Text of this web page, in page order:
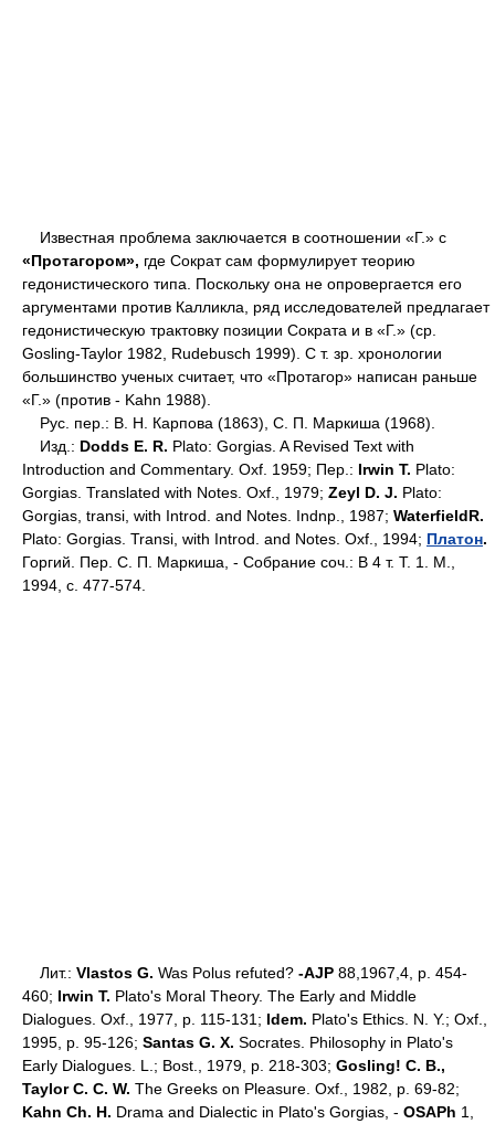
Известная проблема заключается в соотношении «Г.» с
«Протагором», где Сократ сам формулирует теорию
гедонистического типа. Поскольку она не опровергается его
аргументами против Калликла, ряд исследователей предлагает
гедонистическую трактовку позиции Сократа и в «Г.» (ср.
Gosling-Taylor 1982, Rudebusch 1999). С т. зр. хронологии
большинство ученых считает, что «Протагор» написан раньше
«Г.» (против - Kahn 1988).
Рус. пер.: В. Н. Карпова (1863), С. П. Маркиша (1968).
Изд.: Dodds Ε. R. Plato: Gorgias. A Revised Text with
Introduction and Commentary. Oxf. 1959; Пер.: Irwin T. Plato:
Gorgias. Translated with Notes. Oxf., 1979; Zeyl D. J. Plato:
Gorgias, transi, with Introd. and Notes. Indnp., 1987; WaterfieldR.
Plato: Gorgias. Transi, with Introd. and Notes. Oxf., 1994; Платон.
Горгий. Пер. С. П. Маркиша, - Собрание соч.: В 4 т. Т. 1. М.,
1994, с. 477-574.
Лит.: Vlastos G. Was Polus refuted? -AJP 88,1967,4, p. 454-
460; Irwin T. Plato's Moral Theory. The Early and Middle
Dialogues. Oxf., 1977, p. 115-131; Idem. Plato's Ethics. N. Y.; Oxf.,
1995, p. 95-126; Santas G. X. Socrates. Philosophy in Plato's
Early Dialogues. L.; Bost., 1979, p. 218-303; Gosling! С. В.,
Taylor С. С. W. The Greeks on Pleasure. Oxf., 1982, p. 69-82;
Kahn Ch. H. Drama and Dialectic in Plato's Gorgias, - OSAPh 1,